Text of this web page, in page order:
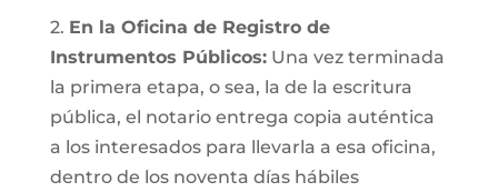
2. En la Oficina de Registro de
Instrumentos Públicos:Una vez terminada
la primera etapa, o sea, la de la escritura
pública, el notario entrega copia auténtica
a los interesados para llevarla a esa oficina,
dentro de los noventa días hábiles